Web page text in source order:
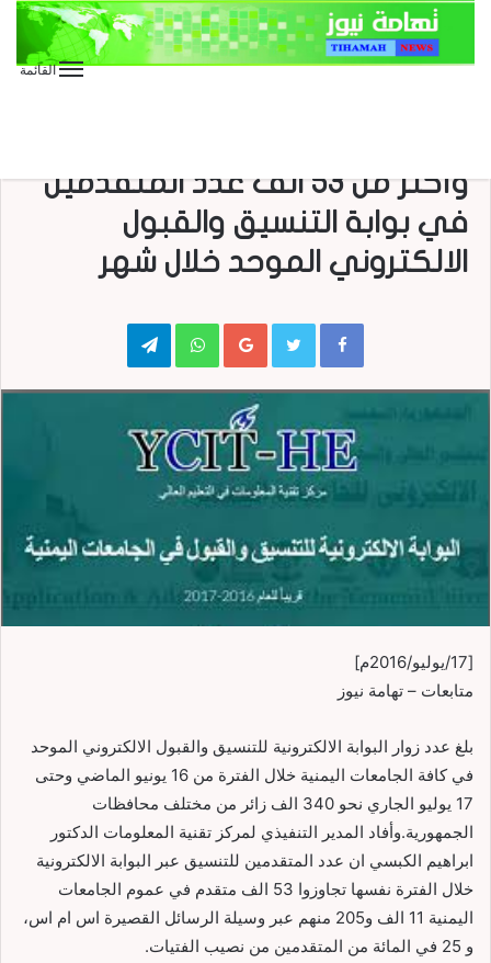
القائمة
وأكثر من 53 الف عدد المتقدمين
في بوابة التنسيق والقبول
الالكتروني الموحد خلال شهر
Google+
WhatsApp
Telegram
[17/يوليو/2016م]
متابعات – تهامة نيوز
بلغ عدد زوار البوابة الالكترونية للتنسيق والقبول الالكتروني الموحد
في كافة الجامعات اليمنية خلال الفترة من 16 يونيو الماضي وحتى
17 يوليو الجاري نحو 340 الف زائر من مختلف محافظات
الجمهورية.وأفاد المدير التنفيذي لمركز تقنية المعلومات الدكتور
ابراهيم الكبسي ان عدد المتقدمين للتنسيق عبر البوابة الالكترونية
خلال الفترة نفسها تجاوزوا 53 الف متقدم في عموم الجامعات
اليمنية 11 الف و205 منهم عبر وسيلة الرسائل القصيرة اس ام اس،
و 25 في المائة من المتقدمين من نصيب الفتيات.